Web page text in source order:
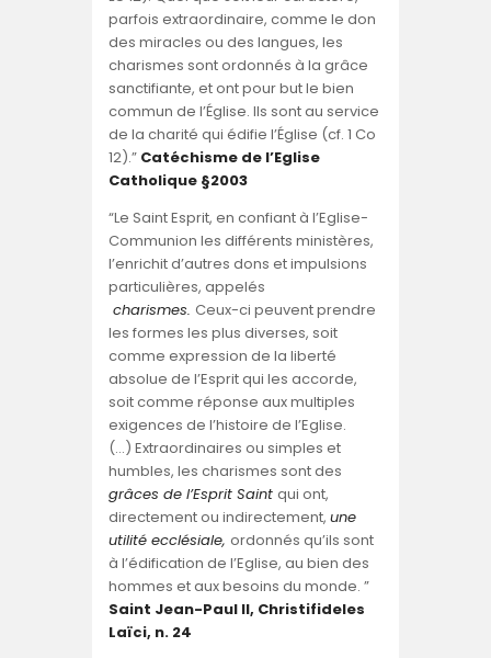
parfois extraordinaire, comme le don
des miracles ou des langues, les
charismes sont ordonnés à la grâce
sanctifiante, et ont pour but le bien
commun de l’Église. Ils sont au service
de la charité qui édifie l’Église (cf. 1 Co
12).” Catéchisme de l’Eglise
Catholique §2003
“Le Saint Esprit, en confiant à l’Eglise-
Communion les différents ministères,
l’enrichit d’autres dons et impulsions
particulières, appelés
charismes. Ceux-ci peuvent prendre
les formes les plus diverses, soit
comme expression de la liberté
absolue de l’Esprit qui les accorde,
soit comme réponse aux multiples
exigences de l’histoire de l’Eglise.
(…) Extraordinaires ou simples et
humbles, les charismes sont des
grâces de l’Esprit Saint qui ont,
directement ou indirectement, une
utilité ecclésiale, ordonnés qu’ils sont
à l’édification de l’Eglise, au bien des
hommes et aux besoins du monde. ”
Saint Jean-Paul II, Christifideles
Laïci, n. 24